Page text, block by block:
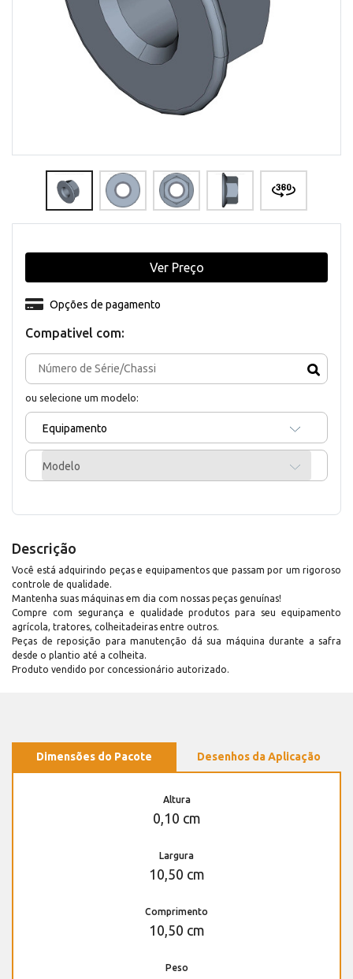
Compativel com:
ou selecione um modelo:
Equipamento
Modelo
Opções de pagamento
Ver Preço
Descrição
Você está adquirindo peças e equipamentos que passam por um rigoroso
controle de qualidade.
Mantenha suas máquinas em dia com nossas peças genuínas!
Compre com segurança e qualidade produtos para seu equipamento
agrícola, tratores, colheitadeiras entre outros.
Peças de reposição para manutenção dá sua máquina durante a safra
desde o plantio até a colheita.
Produto vendido por concessionário autorizado.
Dimensões do Pacote Desenhos da Aplicação
Altura
0,10 cm
Largura
10,50 cm
Comprimento
10,50 cm
Peso